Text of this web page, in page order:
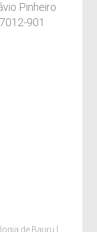
Pinheiro
901
de Bauru |